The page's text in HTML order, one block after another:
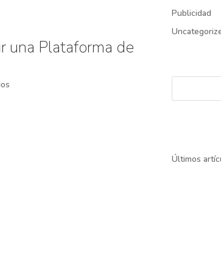
una Plataforma de
Publicidad
Últimos